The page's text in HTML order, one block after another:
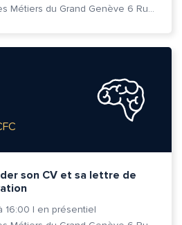
Cité des Métiers du Grand Genève 6 Rue Prévost-Martin 1205 Genève
son CV et sa lettre de
16:00 | en présentiel